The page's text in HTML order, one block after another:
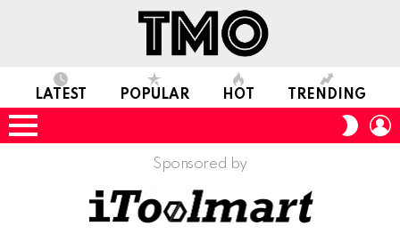
LATEST POPULAR HOT TRENDING
Menu
SKIN
Sponsored by